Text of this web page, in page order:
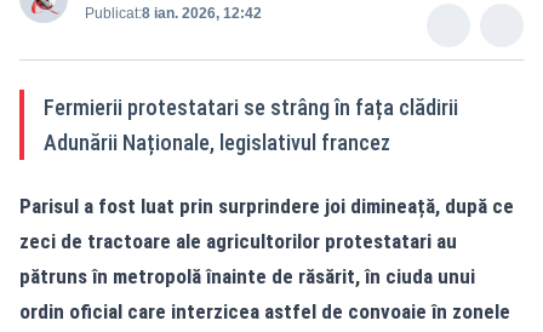
Publicat:8 ian. 2026, 12:42
Fermierii protestatari se strâng în fața clădirii
Adunării Naționale, legislativul francez
Parisul a fost luat prin surprindere joi dimineață, după ce
zeci de tractoare ale agricultorilor protestatari au
pătruns în metropolă înainte de răsărit, în ciuda unui
ordin oficial care interzicea astfel de convoaie în zonele